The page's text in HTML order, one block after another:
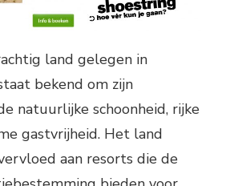
land gelegen in
bekend om zijn
natuurlijke schoonheid, rijke
gastvrijheid. Het land
aan resorts die de